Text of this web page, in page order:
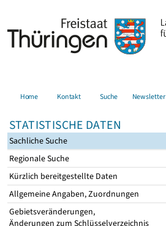
Home Kontakt Suche Newsletter
STATISTISCHE DATEN
Sachliche Suche
Regionale Suche
Kürzlich bereitgestellte Daten
Allgemeine Angaben, Zuordnungen
Gebietsveränderungen,
Änderungen zum Schlüsselverzeichnis